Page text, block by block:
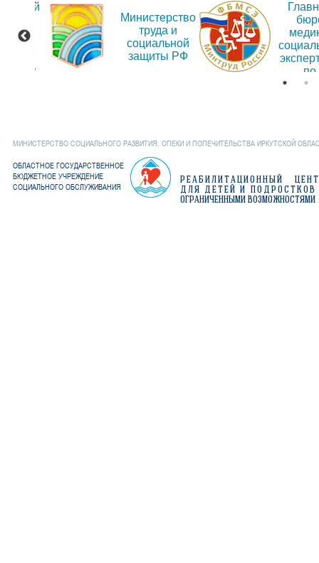
Министерство
труда и
социальной
защиты РФ
по
МИНИСТЕРСТВО СОЦИАЛЬНОГО РАЗВИТИЯ, ОПЕКИ И ПОПЕЧИТЕЛЬСТВА ИРКУТСКОЙ
ОБЛАСТНОЕ ГОСУДАРСТВЕННОЕ
БЮДЖЕТНОЕ УЧРЕЖДЕНИЕ
СОЦИАЛЬНОГО ОБСЛУЖИВАНИЯ
РЕАБИЛИТАЦИОННЫЙ
ДЛЯ ДЕТЕЙ И ПОДРОСТКОВ
ОГРАНИЧЕННЫМИ ВОЗМОЖНОСТЯМИ